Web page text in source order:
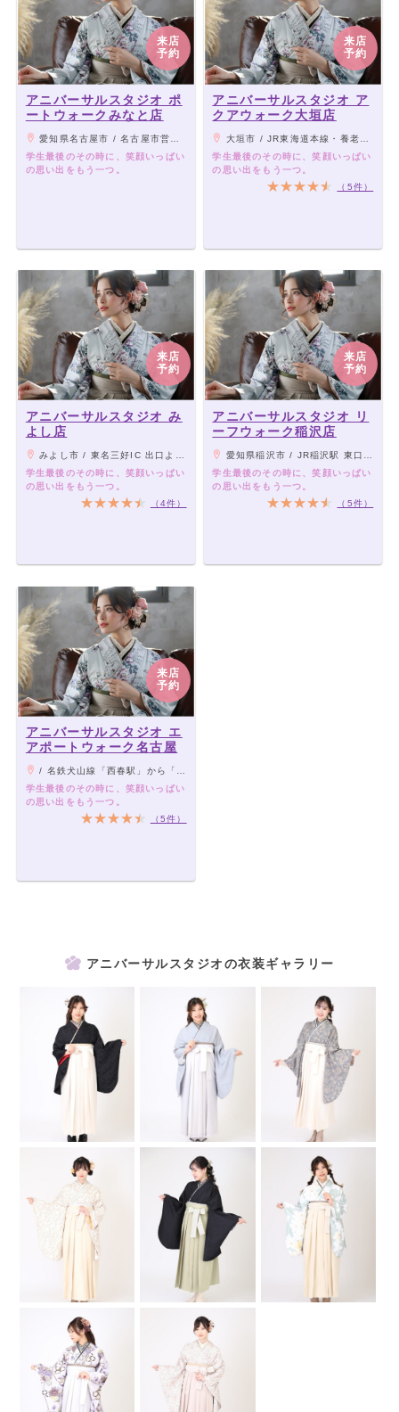
来店
予約
アニバーサルスタジオ ポ
ートウォークみなと店
愛知県名古屋市 / 名古屋市営地下鉄東山線「高畑駅」よりバス「当知住宅東」下車徒歩6分
学生最後のその時に、笑顔いっぱい
の思い出をもう一つ。
来店
予約
アニバーサルスタジオ ア
クアウォーク大垣店
大垣市 / JR東海道本線・養老鉄道「大垣駅」北口よりブリッジで直結、徒歩5分
学生最後のその時に、笑顔いっぱい
の思い出をもう一つ。
（5件）
来店
予約
アニバーサルスタジオ み
よし店
みよし市 / 東名三好IC 出口より車で約10分
学生最後のその時に、笑顔いっぱい
の思い出をもう一つ。
（4件）
来店
予約
アニバーサルスタジオ リ
ーフウォーク稲沢店
愛知県稲沢市 / JR稲沢駅 東口より徒歩10分
学生最後のその時に、笑顔いっぱい
の思い出をもう一つ。
（5件）
来店
予約
アニバーサルスタジオ エ
アポートウォーク名古屋
/ 名鉄犬山線「西春駅」から「名古屋空港」行き乗車→約15分→「エアポートウォーク」下車
学生最後のその時に、笑顔いっぱい
の思い出をもう一つ。
（5件）
アニバーサルスタジオの衣装ギャラリー